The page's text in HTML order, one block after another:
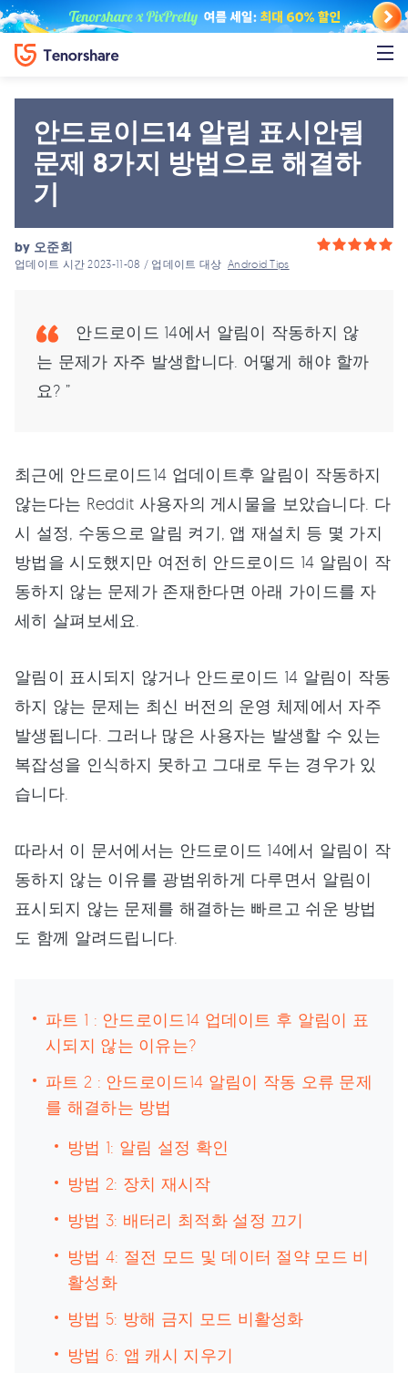
안드로이드14 알림 표시안됨
문제 8가지 방법으로 해결하
기
by 오준희
업데이트 시간 2023-11-08 / 업데이트 대상Android Tips
안드로이드 14에서 알림이 작동하지 않
는 문제가 자주 발생합니다. 어떻게 해야 할까
요? ”
최근에 안드로이드14 업데이트후 알림이 작동하지
않는다는 Reddit 사용자의 게시물을 보았습니다. 다
시 설정, 수동으로 알림 켜기, 앱 재설치 등 몇 가지
방법을 시도했지만 여전히 안드로이드 14 알림이 작
동하지 않는 문제가 존재한다면 아래 가이드를 자
세히 살펴보세요.
알림이 표시되지 않거나 안드로이드 14 알림이 작동
하지 않는 문제는 최신 버전의 운영 체제에서 자주
발생됩니다. 그러나 많은 사용자는 발생할 수 있는
복잡성을 인식하지 못하고 그대로 두는 경우가 있
습니다.
따라서 이 문서에서는 안드로이드 14에서 알림이 작
동하지 않는 이유를 광범위하게 다루면서 알림이
표시되지 않는 문제를 해결하는 빠르고 쉬운 방법
도 함께 알려드립니다.
파트 1 : 안드로이드14 업데이트 후 알림이 표
시되지 않는 이유는?
파트 2 : 안드로이드14 알림이 작동 오류 문제
를 해결하는 방법
방법 1: 알림 설정 확인
방법 2: 장치 재시작
방법 3: 배터리 최적화 설정 끄기
방법 4: 절전 모드 및 데이터 절약 모드 비
활성화
방법 5: 방해 금지 모드 비활성화
방법 6: 앱 캐시 지우기